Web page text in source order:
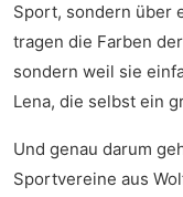
Sport, sondern über
tragen die Farben
sondern weil sie
Lena, die selbst ein
Und genau darum
Sportvereine aus